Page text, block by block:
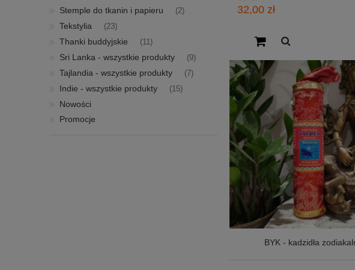
Stemple do tkanin i papieru (2)
Tekstylia (23)
Thanki buddyjskie (11)
Sri Lanka - wszystkie produkty (9)
Tajlandia - wszystkie produkty (7)
Indie - wszystkie produkty (15)
Nowości
Promocje
32,00 zł
BYK - kadzidła